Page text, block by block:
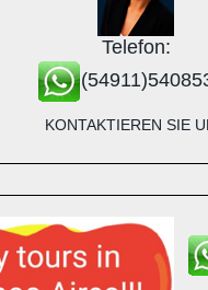
Telefon:
KONTAKTIEREN SIE